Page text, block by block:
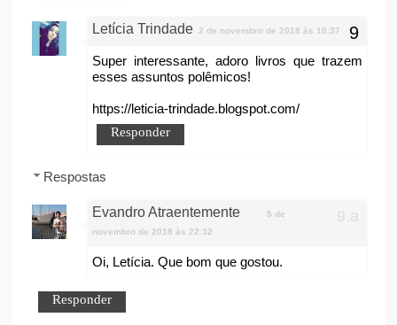
Letícia Trindade 2 de novembro de 2018 às 10:37
Super interessante, adoro livros que trazem
esses assuntos polêmicos!
https://leticia-trindade.blogspot.com/
Responder
Respostas
Evandro Atraentemente
5 de
novembro de 2018 às 22:32
Oi, Letícia. Que bom que gostou.
Responder